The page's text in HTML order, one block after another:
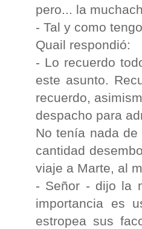
pero... la
- Tal y como
Quail respondió:
- Lo recuerdo
este asunto.
recuerdo,
despacho para
No tenía nada
cantidad
viaje a Marte, al
- Señor - dijo la
importancia es
estropea sus